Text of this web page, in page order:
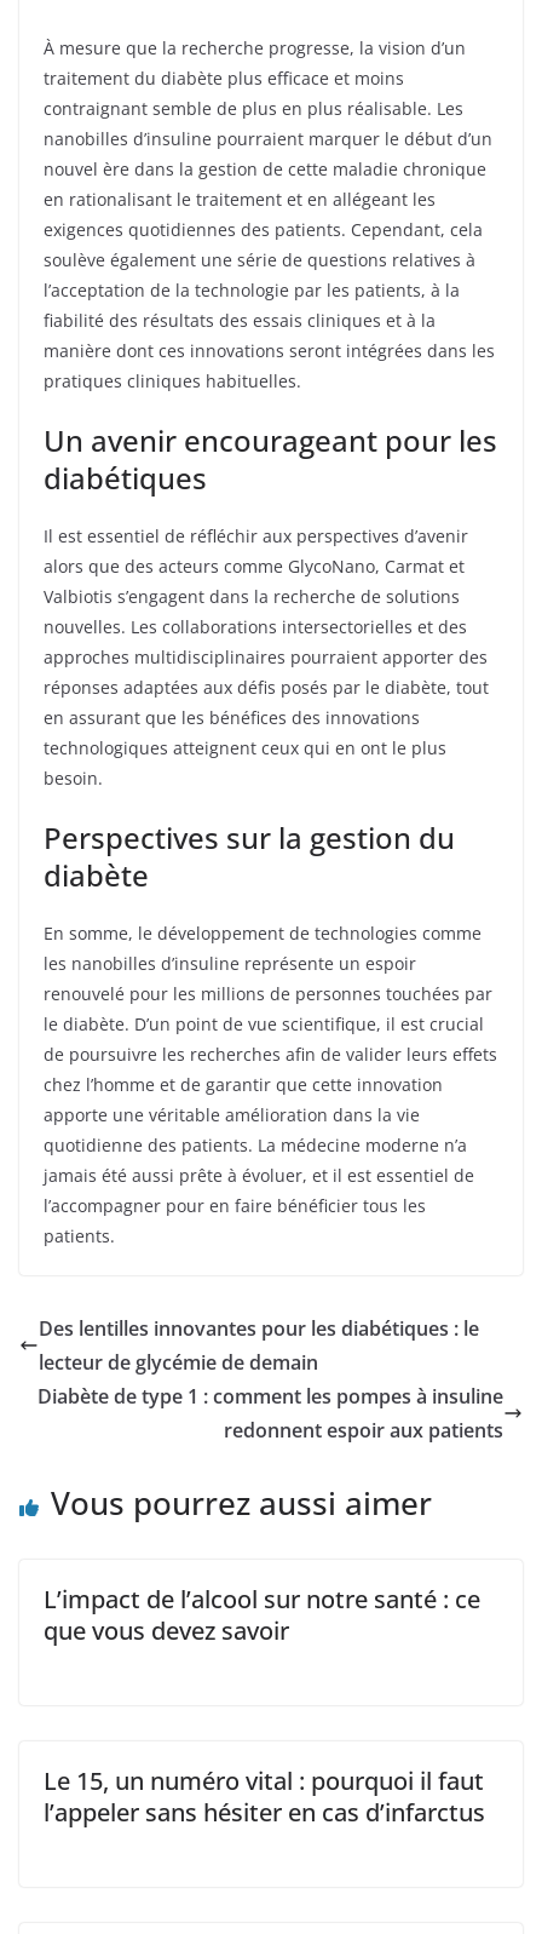
À mesure que la recherche progresse, la vision d’un
traitement du diabète plus efficace et moins
contraignant semble de plus en plus réalisable. Les
nanobilles d’insuline pourraient marquer le début d’un
nouvel ère dans la gestion de cette maladie chronique
en rationalisant le traitement et en allégeant les
exigences quotidiennes des patients. Cependant, cela
soulève également une série de questions relatives à
l’acceptation de la technologie par les patients, à la
fiabilité des résultats des essais cliniques et à la
manière dont ces innovations seront intégrées dans les
pratiques cliniques habituelles.
Un avenir encourageant pour les
diabétiques
Il est essentiel de réfléchir aux perspectives d’avenir
alors que des acteurs comme GlycoNano, Carmat et
Valbiotis s’engagent dans la recherche de solutions
nouvelles. Les collaborations intersectorielles et des
approches multidisciplinaires pourraient apporter des
réponses adaptées aux défis posés par le diabète, tout
en assurant que les bénéfices des innovations
technologiques atteignent ceux qui en ont le plus
besoin.
Perspectives sur la gestion du
diabète
En somme, le développement de technologies comme
les nanobilles d’insuline représente un espoir
renouvelé pour les millions de personnes touchées par
le diabète. D’un point de vue scientifique, il est crucial
de poursuivre les recherches afin de valider leurs effets
chez l’homme et de garantir que cette innovation
apporte une véritable amélioration dans la vie
quotidienne des patients. La médecine moderne n’a
jamais été aussi prête à évoluer, et il est essentiel de
l’accompagner pour en faire bénéficier tous les
patients.
Des lentilles innovantes pour les diabétiques : le
lecteur de glycémie de demain
Diabète de type 1 : comment les pompes à insuline
redonnent espoir aux patients
Vous pourrez aussi aimer
L’impact de l’alcool sur notre santé : ce
que vous devez savoir
Le 15, un numéro vital : pourquoi il faut
l’appeler sans hésiter en cas d’infarctus